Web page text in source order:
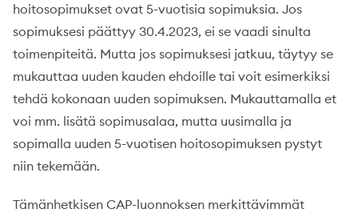
hoitosopimukset ovat 5-vuotisia sopimuksia. Jos
sopimuksesi päättyy 30.4.2023, ei se vaadi sinulta
toimenpiteitä. Mutta jos sopimuksesi jatkuu, täytyy se
mukauttaa uuden kauden ehdoille tai voit esimerkiksi
tehdä kokonaan uuden sopimuksen. Mukauttamalla et
voi mm. lisätä sopimusalaa, mutta uusimalla ja
sopimalla uuden 5-vuotisen hoitosopimuksen pystyt
niin tekemään.
Tämänhetkisen CAP-luonnoksen merkittävimmät